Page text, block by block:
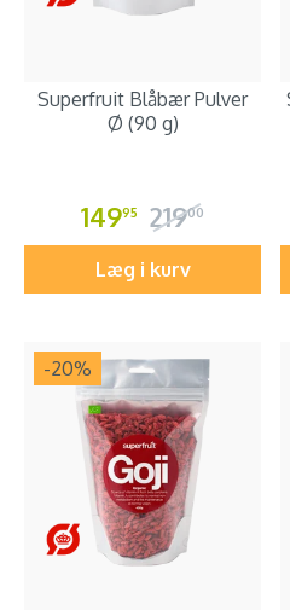
Superfruit Blåbær Pulver
Ø (90 g)
14995 21900
Læg i kurv
-20%